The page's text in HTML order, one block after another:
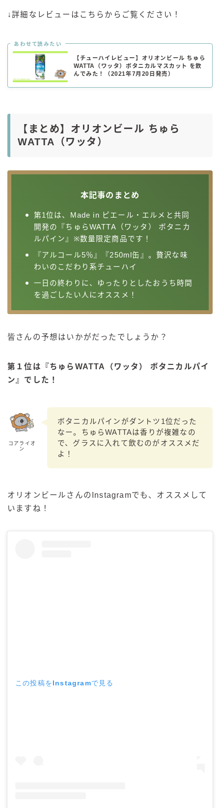
↓詳細なレビューはこちらからご覧ください！
あわせて読みたい
【チューハイレビュー】オリオンビール ちゅら
WATTA（ワッタ）ボタニカルマスカット を飲
んでみた！（2021年7月20日発売）
【まとめ】 オリオンビール ちゅら
WATTA（ワッタ）
本記事のまとめ
第1位は、Made in ピエール・エルメと共同
開発の『ちゅらWATTA（ワッタ） ボタニカ
ルパイン』※数量限定商品です！
『アルコール5％』『250ml缶』。贅沢な味
わいのこだわり系チューハイ
一日の終わりに、ゆったりとしたおうち時間
を過ごしたい人にオススメ！
皆さんの予想はいかがだったでしょうか？
第１位は『ちゅらWATTA（ワッタ）
ボタニカルパイ
ン』でした！
コアライオ
ン
ボタニカルパインがダントツ1位だった
なー。ちゅらWATTAは香りが複雑なの
で、グラスに入れて飲むのがオススメだ
よ！
オリオンビールさんのInstagramでも、オススメして
いますね！
この投稿をInstagramで見る